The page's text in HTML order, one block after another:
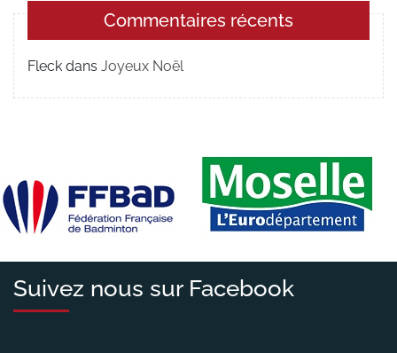
Commentaires récents
Fleck dans Joyeux Noël
Suivez nous sur Facebook